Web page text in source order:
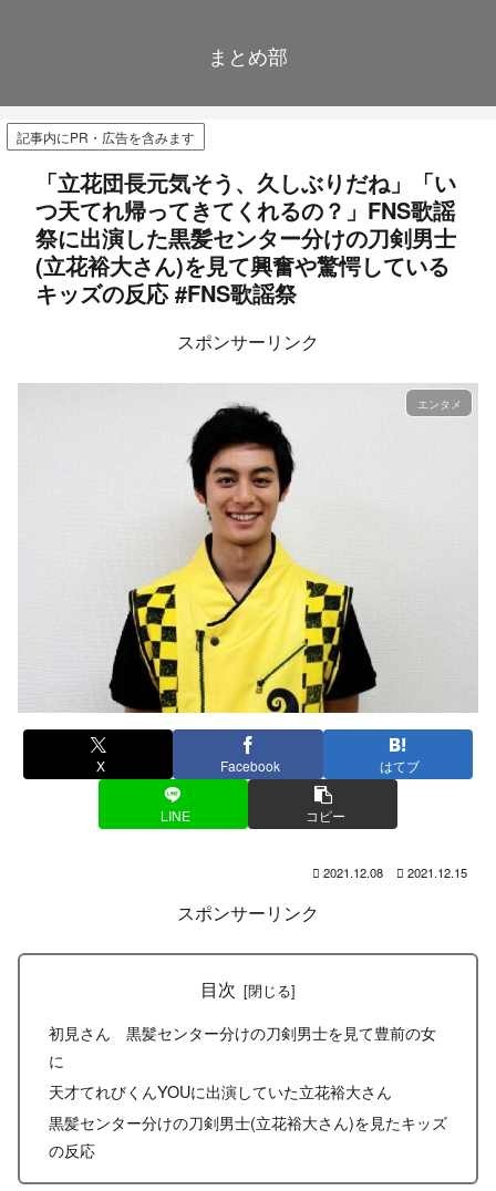
まとめ部
記事内にPR・広告を含みます
「立花団長元気そう、久しぶりだね」「い
つ天てれ帰ってきてくれるの？」FNS歌謡
祭に出演した黒髪センター分けの刀剣男士
(立花裕大さん)を見て興奮や驚愕している
キッズの反応 #FNS歌謡祭
スポンサーリンク
エンタメ
X Facebook はてブ
LINE コピー
2021.12.08 2021.12.15
スポンサーリンク
目次
初見さん 黒髪センター分けの刀剣男士を見て豊前の女
に
天才てれびくんYOUに出演していた立花裕大さん
黒髪センター分けの刀剣男士(立花裕大さん)を見たキッズ
の反応